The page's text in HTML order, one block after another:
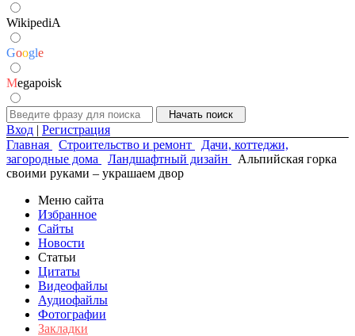
WikipediA
Google
Megapoisk
Вход | Регистрация
Главная
Строительство и ремонт
Дачи, коттеджи,
загородные дома
Ландшафтный дизайн
Альпийская горка
своими руками – украшаем двор
Меню сайта
Избранное
Сайты
Новости
Статьи
Цитаты
Видеофайлы
Аудиофайлы
Фотографии
Закладки